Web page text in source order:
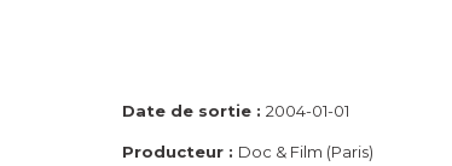
Date de sortie : 2004-01-01
Producteur : Doc & Film (Paris)